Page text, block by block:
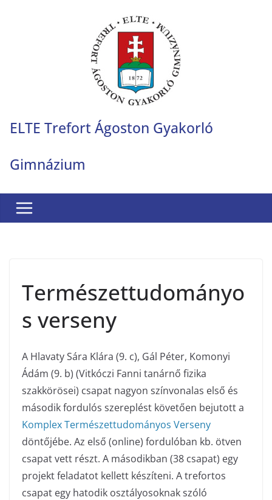
ELTE Trefort Ágoston Gyakorló
Gimnázium
Természettudományo
s verseny
A Hlavaty Sára Klára (9. c), Gál Péter, Komonyi
Ádám (9. b) (Vitkóczi Fanni tanárnő fizika
szakkörösei) csapat nagyon színvonalas első és
második fordulós szereplést követően bejutott a
Komplex Természettudományos Verseny
döntőjébe. Az első (online) fordulóban kb. ötven
csapat vett részt. A másodikban (38 csapat) egy
projekt feladatot kellett készíteni. A trefortos
csapat egy hatodik osztályosoknak szóló